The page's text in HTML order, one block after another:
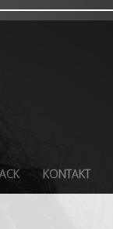
KONTAKT